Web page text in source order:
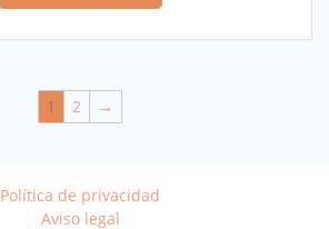
1 2 →
Política de privacidad
Aviso legal